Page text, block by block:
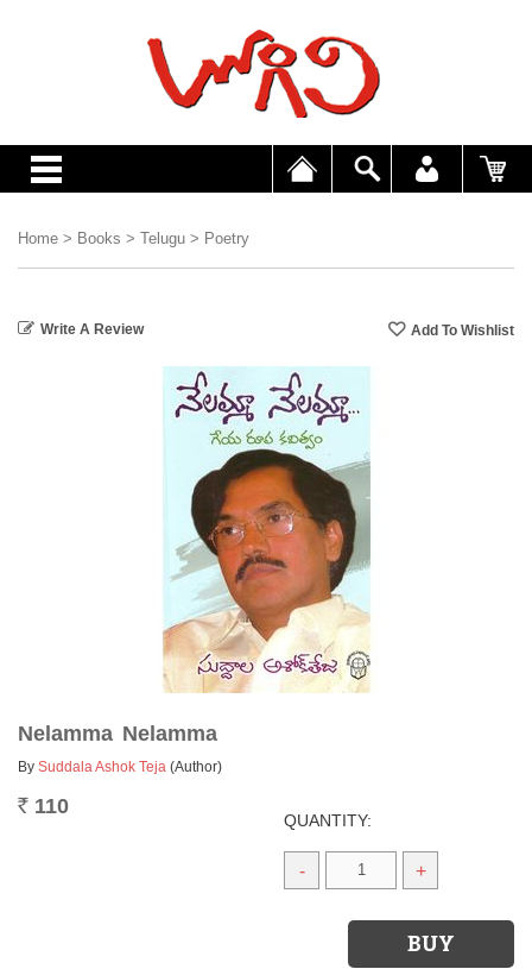
Home > Books > Telugu > Poetry
Write A Review
Nelamma Nelamma
By Suddala Ashok Teja (Author)
Rs. 110
QUANTITY:
- +